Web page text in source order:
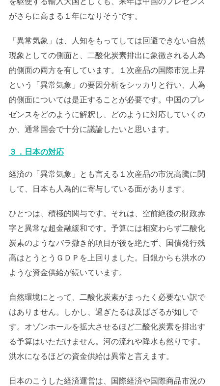
がさらに高まる１年になりそうです。
「異常気象」は、人知をもってしては回避できない自然
現象としての側面と、二酸化炭素排出に象徴される人為
的側面の両方を有しています。１次産品の国際市況上昇
という「異常気象」の要因分析をシッカリと行い、人為
的側面については是正することが必要です。中国のプレ
ゼンスをどのように解釈し、どのように対応していくの
か、通常国会で十分に議論したいと思います。
３．日本の対応
経済の「異常気象」とも言える１次産品の市況高騰に関
して、日本も人為的に寄与している面があります。
ひとつは、積極的関与です。それは、空前絶後の財政赤
字と異常な超金融緩和です。予算には相変わらず二酸化
炭素のようなバラ撒き的項目が後を絶たず、国債発行残
高はとうとうＧＤＰを上回りました。日銀からも洪水の
ような資金供給が続いています。
自然環境にとって、二酸化炭素がまったく必要ない訳で
はありません。しかし、過ぎたるは及ばざるが如しで
す。オゾンホールを拡大させるほど二酸化炭素を排出す
る予算はいただけません。河の流れや降水も然りです。
洪水になるほどの資金供給は異常と言えます。
日本のこうした経済運営は、国際経済や国際商品市況の